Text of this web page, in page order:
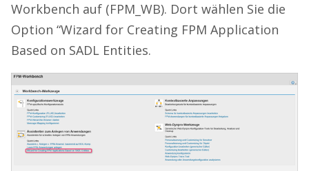
Workbench auf (FPM_WB). Dort wählen Sie die
Option “Wizard for Creating FPM Application
Based on SADL Entities.